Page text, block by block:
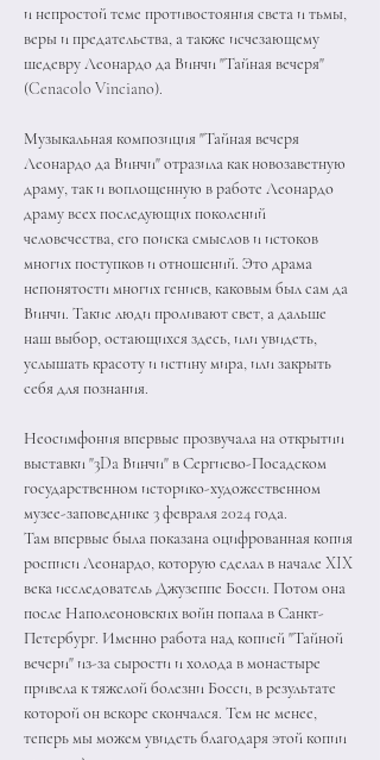
и непростой теме противостояния света и тьмы,
веры и предательства, а также исчезающему
шедевру Леонардо да Винчи "Тайная вечеря"
(Cenacolo Vinciano).
Музыкальная композиция "Тайная вечеря
Леонардо да Винчи" отразила как новозаветную
драму, так и воплощенную в работе Леонардо
драму всех последующих поколений
человечества, его поиска смыслов и истоков
многих поступков и отношений. Это драма
непонятости многих гениев, каковым был сам да
Винчи. Такие люди проливают свет, а дальше
наш выбор, остающихся здесь, или увидеть,
услышать красоту и истину мира, или закрыть
себя для познания.
Неосимфония впервые прозвучала на открытии
выставки "3Da Винчи" в Сергиево-Посадском
государственном историко-художественном
музее-заповеднике 3 февраля 2024 года.
Там впервые была показана оцифрованная копия
росписи Леонардо, которую сделал в начале XIX
века исследователь Джузеппе Босси. Потом она
после Наполеоновских войн попала в Санкт-
Петербург. Именно работа над копией "Тайной
вечери" из-за сырости и холода в монастыре
привела к тяжелой болезни Босси, в результате
которой он вскоре скончался. Тем не менее,
теперь мы можем увидеть благодаря этой копии